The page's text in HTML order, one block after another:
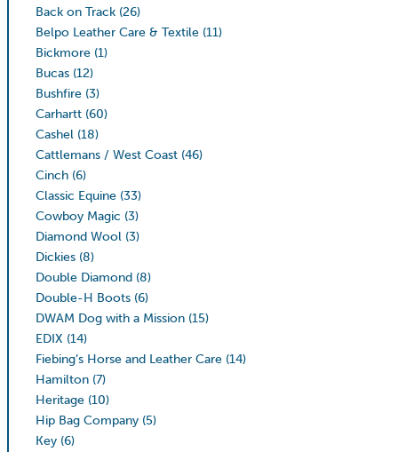
Back on Track (26)
Belpo Leather Care & Textile (11)
Bickmore (1)
Bucas (12)
Bushfire (3)
Carhartt (60)
Cashel (18)
Cattlemans / West Coast (46)
Cinch (6)
Classic Equine (33)
Cowboy Magic (3)
Diamond Wool (3)
Dickies (8)
Double Diamond (8)
Double-H Boots (6)
DWAM Dog with a Mission (15)
EDIX (14)
Fiebing’s Horse and Leather Care (14)
Hamilton (7)
Heritage (10)
Hip Bag Company (5)
Key (6)